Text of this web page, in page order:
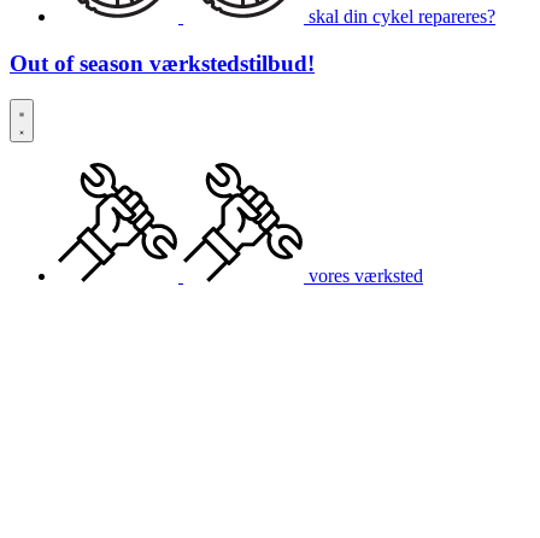
skal din cykel repareres?
Out of season værkstedstilbud!
vores værksted